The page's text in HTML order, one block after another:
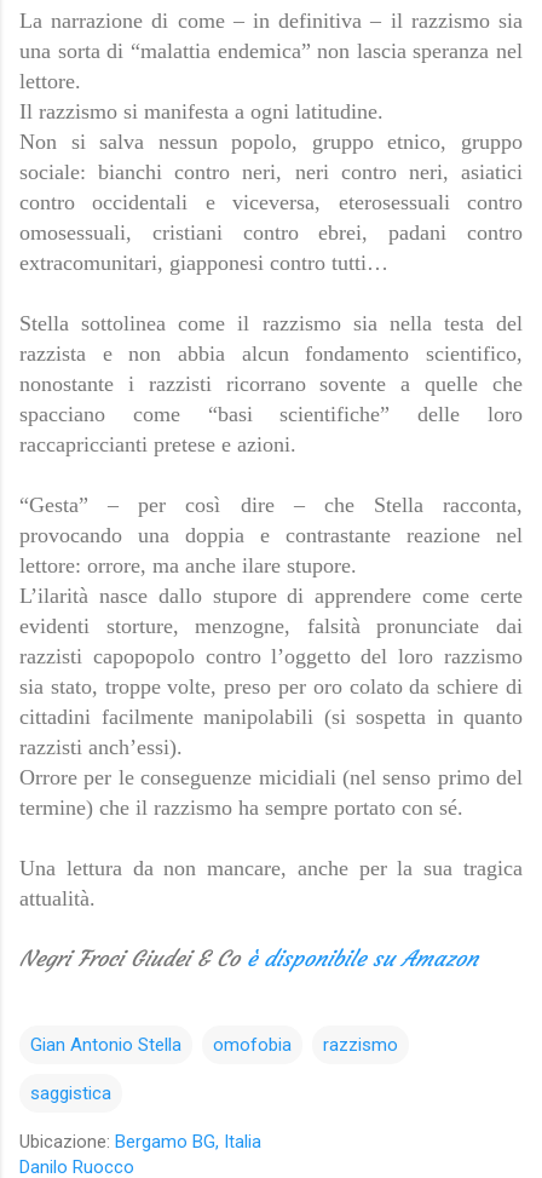
La narrazione di come – in definitiva – il razzismo sia
una sorta di “malattia endemica” non lascia speranza nel
lettore.
Il razzismo si manifesta a ogni latitudine.
Non si salva nessun popolo, gruppo etnico, gruppo
sociale: bianchi contro neri, neri contro neri, asiatici
contro occidentali e viceversa, eterosessuali contro
omosessuali, cristiani contro ebrei, padani contro
extracomunitari, giapponesi contro tutti…
Stella sottolinea come il razzismo sia nella testa del
razzista e non abbia alcun fondamento scientifico,
nonostante i razzisti ricorrano sovente a quelle che
spacciano come “basi scientifiche” delle loro
raccapriccianti pretese e azioni.
“Gesta” – per così dire – che Stella racconta,
provocando una doppia e contrastante reazione nel
lettore: orrore, ma anche ilare stupore.
L’ilarità nasce dallo stupore di apprendere come certe
evidenti storture, menzogne, falsità pronunciate dai
razzisti capopopolo contro l’oggetto del loro razzismo
sia stato, troppe volte, preso per oro colato da schiere di
cittadini facilmente manipolabili (si sospetta in quanto
razzisti anch’essi).
Orrore per le conseguenze micidiali (nel senso primo del
termine) che il razzismo ha sempre portato con sé.
Una lettura da non mancare, anche per la sua tragica
attualità.
Negri Froci Giudei & Co è disponibile su Amazon
Gian Antonio Stella omofobia razzismo
saggistica
Ubicazione: Bergamo BG, Italia
Danilo Ruocco